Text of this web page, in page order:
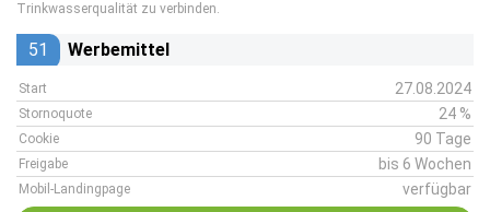
Trinkwasserqualität zu verbinden.
51 Werbemittel
Start 27.08.2024
Stornoquote 24 %
Cookie 90 Tage
Freigabe bis 6 Wochen
Mobil-Landingpage verfügbar